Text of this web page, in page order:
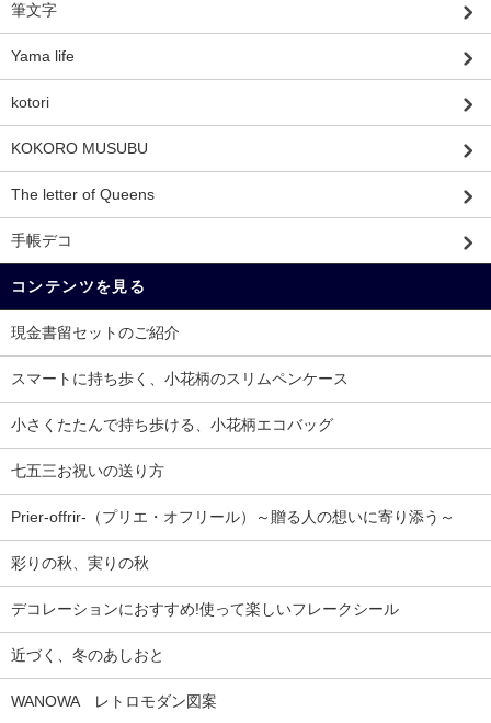
筆文字
Yama life
kotori
KOKORO MUSUBU
The letter of Queens
手帳デコ
コンテンツを見る
現金書留セットのご紹介
スマートに持ち歩く、小花柄のスリムペンケース
小さくたたんで持ち歩ける、小花柄エコバッグ
七五三お祝いの送り方
Prier-offrir-（プリエ・オフリール）～贈る人の想いに寄り添う～
彩りの秋、実りの秋
デコレーションにおすすめ!使って楽しいフレークシール
近づく、冬のあしおと
WANOWA レトロモダン図案